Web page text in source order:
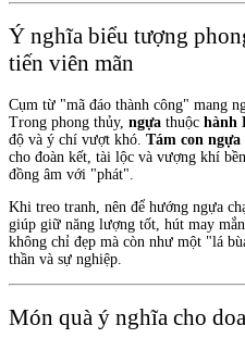
Ý nghĩa biểu tượng
tiến viên mãn
Cụm từ "mã đáo thành công" mang
Trong phong thủy, ngựa thuộc hành
độ và ý chí vượt khó. Tám con ngựa
cho đoàn kết, tài lộc và vượng khí
đồng âm với "phát".
Khi treo tranh, nên để hướng ngựa
giúp giữ năng lượng tốt, hút may
không chỉ đẹp mà còn như một "lá
thần và sự nghiệp.
Món quà ý nghĩa cho